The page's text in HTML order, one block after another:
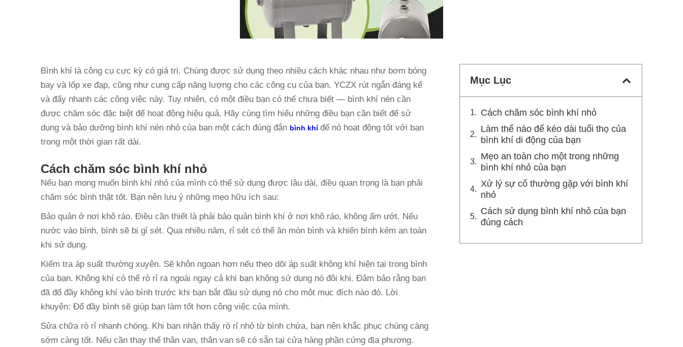
Bình khí là công cụ cực kỳ có giá trị. Chúng được sử dụng theo nhiều cách khác nhau như bơm bóng
bay và lốp xe đạp, cũng như cung cấp năng lượng cho các công cụ của bạn. YCZX rút ngắn đáng kể
và đẩy nhanh các công việc này. Tuy nhiên, có một điều bạn có thể chưa biết — bình khí nén cần
được chăm sóc đặc biệt để hoạt động hiệu quả. Hãy cùng tìm hiểu những điều bạn cần biết để sử
dụng và bảo dưỡng bình khí nén nhỏ của bạn một cách đúng đắn bình khíđể nó hoạt động tốt với bạn
trong một thời gian rất dài.
Cách chăm sóc bình khí nhỏ
Nếu bạn mong muốn bình khí nhỏ của mình có thể sử dụng được lâu dài, điều quan trọng là bạn phải
chăm sóc bình thật tốt. Bạn nên lưu ý những mẹo hữu ích sau:
Bảo quản ở nơi khô ráo. Điều cần thiết là phải bảo quản bình khí ở nơi khô ráo, không ẩm ướt. Nếu
nước vào bình, bình sẽ bị gỉ sét. Qua nhiều năm, rỉ sét có thể ăn mòn bình và khiến bình kém an toàn
khi sử dụng.
Kiểm tra áp suất thường xuyên. Sẽ khôn ngoan hơn nếu theo dõi áp suất không khí hiện tại trong bình
của bạn. Không khí có thể rò rỉ ra ngoài ngay cả khi bạn không sử dụng nó đôi khi. Đảm bảo rằng bạn
đã đổ đầy không khí vào bình trước khi bạn bắt đầu sử dụng nó cho một mục đích nào đó. Lời
khuyên: Đổ đầy bình sẽ giúp bạn làm tốt hơn công việc của mình.
Sửa chữa rò rỉ nhanh chóng. Khi bạn nhận thấy rò rỉ nhỏ từ bình chứa, bạn nên khắc phục chúng càng
sớm càng tốt. Nếu cần thay thế thân van, thân van sẽ có sẵn tại cửa hàng phần cứng địa phương.
Mục Lục
Cách chăm sóc bình khí nhỏ
Làm thế nào để kéo dài tuổi thọ của
bình khí di động của bạn
Mẹo an toàn cho một trong những
bình khí nhỏ của bạn
Xử lý sự cố thường gặp với bình khí
nhỏ
Cách sử dụng bình khí nhỏ của bạn
đúng cách